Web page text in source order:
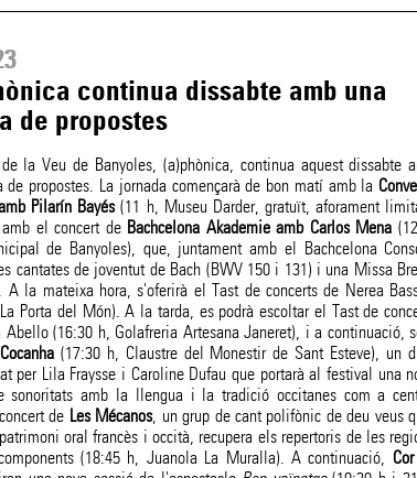
continua dissabte amb una
de propostes
la Veu de Banyoles, (a)phònica, continua aquest dissabte
de propostes. La jornada començarà de bon matí amb la
Pilarín Bayés(11 h, Museu Darder, gratuït, aforament
amb el concert de Bachcelona Akademie amb Carlos Mena
de Banyoles), que, juntament amb el Bachcelona
cantates de joventut de Bach (BWV 150 i 131) i una Missa
A la mateixa hora, s'oferirà el Tast de concerts de Nerea
Porta del Món). A la tarda, es podrà escoltar el Tast de
Abello (16:30 h, Golafreria Artesana Janeret), i a continuació,
Cocanha(17:30 h, Claustre del Monestir de Sant Esteve), un
per Lila Fraysse i Caroline Dufau que portarà al festival una
sonoritats amb la llengua i la tradició occitanes com a
de Les Mécanos, un grup de cant polifònic de deu veus
oral francès i occità, recupera els repertoris de les
(18:45 h, Juanola La Muralla). A continuació,